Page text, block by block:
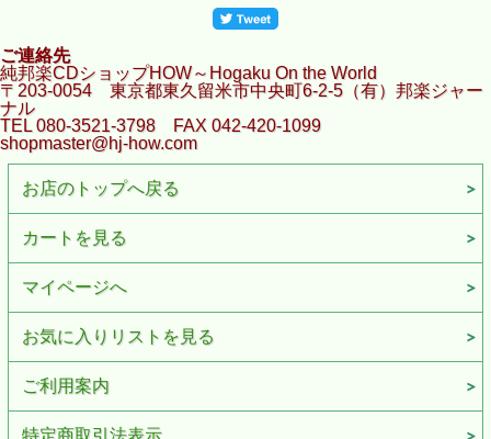
ご連絡先
純邦楽CDショップHOW～Hogaku On the World
〒203-0054 東京都東久留米市中央町6-2-5（有）邦楽ジャー
ナル
TEL 080-3521-3798 FAX 042-420-1099
shopmaster@hj-how.com
お店のトップへ戻る
カートを見る
マイページへ
お気に入りリストを見る
ご利用案内